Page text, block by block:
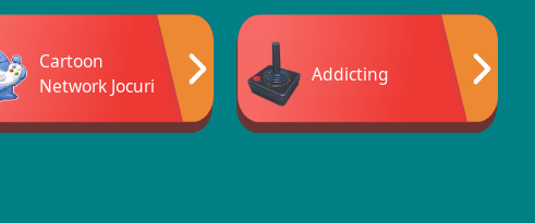
Cartoon
Network Jocuri
Addicting